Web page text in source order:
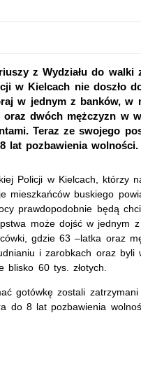
z Wydziału do walki
w Kielcach nie doszło
w jednym z banków, w
dwóch mężczyzn w
Teraz ze swojego
lat pozbawienia wolności.
Policji w Kielcach, którzy
mieszkańców buskiego
prawdopodobnie będą
może dojść w jednym
gdzie 63 –latka oraz
i zarobkach oraz byli
blisko 60 tys. złotych.
gotówkę zostali
do 8 lat pozbawienia